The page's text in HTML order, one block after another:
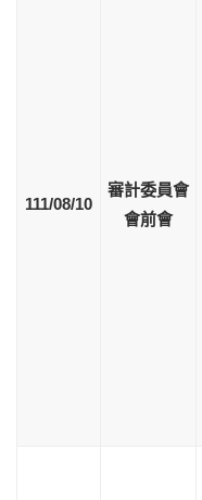
111/08/10
審計委員會
會前會